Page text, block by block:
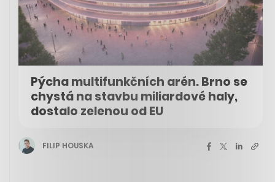
Pýcha multifunkčních arén. Brno se
chystá na stavbu miliardové haly,
dostalo zelenou od EU
FILIP HOUSKA